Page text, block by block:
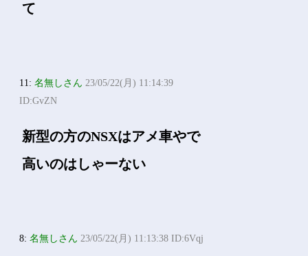
て
11:名無しさん 23/05/22(月) 11:14:39
ID:GvZN
新型の方のNSXはアメ車やで
高いのはしゃーない
8:名無しさん 23/05/22(月) 11:13:38 ID:6Vqj